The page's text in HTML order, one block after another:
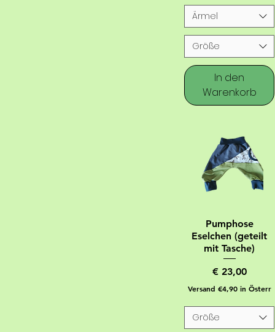
Ärmel
Größe
In den
Warenkorb
Pumphose
Eselchen (geteilt
mit Tasche)
Preis
€ 23,00
Versand €4,90 in Österr
Größe